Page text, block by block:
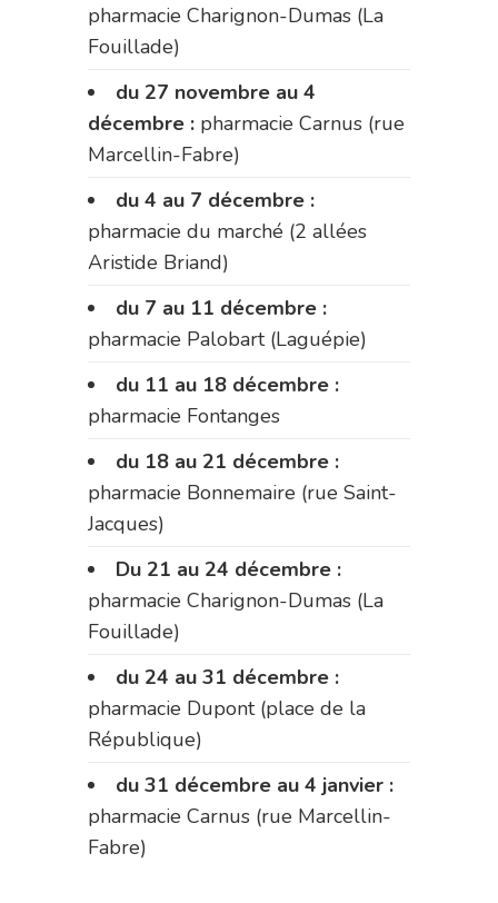
pharmacie Charignon-Dumas (La
Fouillade)
du 27 novembre au 4
décembre : pharmacie Carnus (rue
Marcellin-Fabre)
du 4 au 7 décembre :
pharmacie du marché (2 allées
Aristide Briand)
du 7 au 11 décembre :
pharmacie Palobart (Laguépie)
du 11 au 18 décembre :
pharmacie Fontanges
du 18 au 21 décembre :
pharmacie Bonnemaire (rue Saint-
Jacques)
Du 21 au 24 décembre :
pharmacie Charignon-Dumas (La
Fouillade)
du 24 au 31 décembre :
pharmacie Dupont (place de la
République)
du 31 décembre au 4 janvier :
pharmacie Carnus (rue Marcellin-
Fabre)